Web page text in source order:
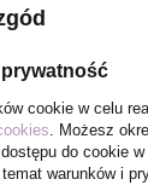
prywatność
cookie w celu
. Możesz
do cookie
warunków i